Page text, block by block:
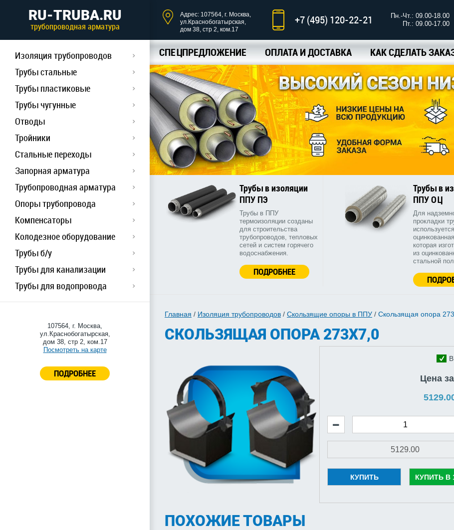
RU-TRUBA.RU
трубопроводная арматура
Изоляция трубопроводов
Трубы стальные
Трубы пластиковые
Трубы чугунные
Отводы
Тройники
Стальные переходы
Запорная арматура
Трубопроводная арматура
Опоры трубопровода
Компенсаторы
Колодезное оборудование
Трубы б/у
Трубы для канализации
Трубы для водопровода
107564, г. Москва,
ул.Краснобогатырская,
дом 38, стр 2, ком.17
Посмотреть на карте
ПОДРОБНЕЕ
Адрес: 107564, г. Москва,
ул.Краснобогатырская,
дом 38, стр 2, ком.17
+7 (495) 120-22-21
Пн.-Чт.: 09.00-18.00
Пт.: 09.00-17.00
СПЕЦПРЕДЛОЖЕНИЕ ОПЛАТА И ДОСТАВКА КАК СДЕЛАТЬ
Трубы в изоляции
ППУ ПЭ
Трубы в ППУ
термоизоляции созданы
для строительства
трубопроводов, тепловых
сетей и систем горячего
водоснабжения.
ПОДРОБНЕЕ
Трубы в
ППУ ОЦ
Для
прокладки
используется
которая
из
стальной
Главная / Изоляция трубопроводов / Скользящие опоры в ППУ / Скользящая опора
СКОЛЬЗЯЩАЯ ОПОРА 273Х7,0
Цена
КУПИТЬ КУПИТЬ В
ПОХОЖИЕ ТОВАРЫ